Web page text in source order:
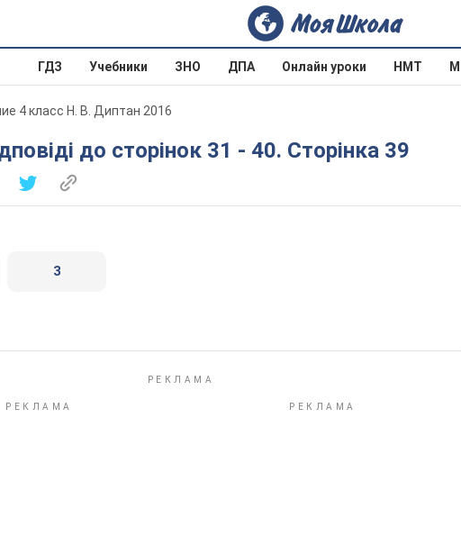
ГДЗ Учебники ЗНО ДПА Онлайн уроки НМТ
4 класс Н. В. Диптан 2016
до сторінок 31 - 40. Сторінка 39
3